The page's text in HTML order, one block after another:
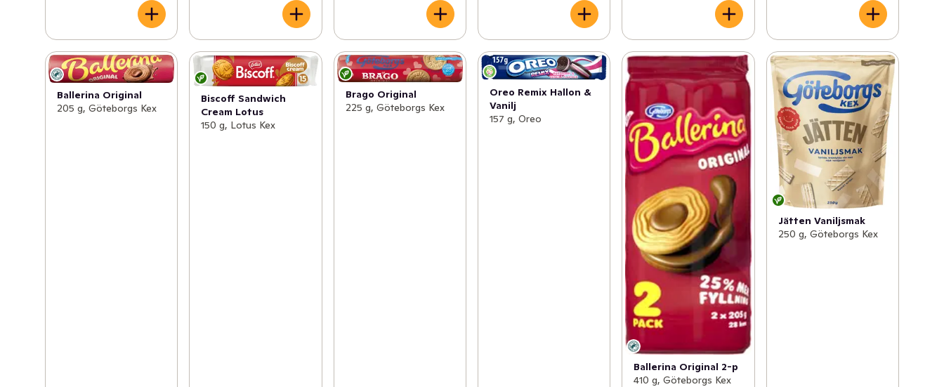
Ballerina Original
205 g, Göteborgs Kex
Biscoff Sandwich
Cream Lotus
150 g, Lotus Kex
Brago Original
225 g, Göteborgs Kex
Oreo Remix Hallon &
Vanilj
157 g, Oreo
Ballerina Original 2-p
410 g, Göteborgs Kex
Jätten Vaniljsmak
250 g, Göteborgs Kex